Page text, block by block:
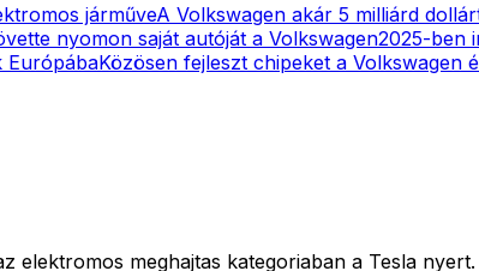
járműveA Volkswagen akár 5 milliárd
nyomon saját autóját a Volkswagen2025-ben
EurópábaKözösen fejleszt chipeket a Volkswagen
elektromos meghajtas kategoriaban a Tesla